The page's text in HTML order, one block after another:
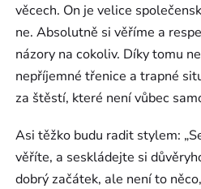
věcech. On je velice
ne. Absolutně si věříme a
názory na cokoliv. Díky tomu
nepříjemné třenice a trapné
za štěstí, které není vůbec
Asi těžko budu radit stylem:
věříte, a seskládejte si
dobrý začátek, ale není to